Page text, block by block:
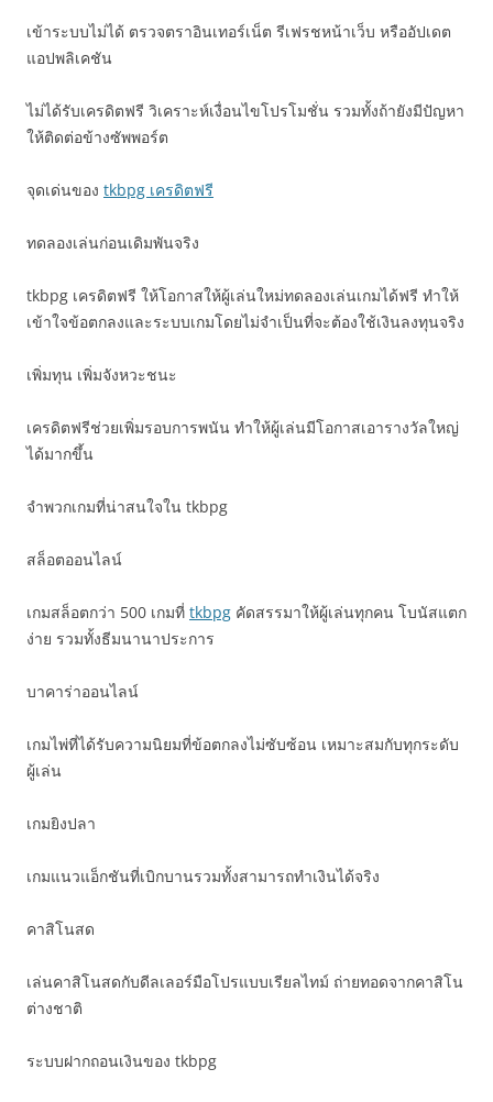
เข้าระบบไม่ได้ ตรวจตราอินเทอร์เน็ต รีเฟรชหน้าเว็บ หรืออัปเดต
แอปพลิเคชัน
ไม่ได้รับเครดิตฟรี วิเคราะห์เงื่อนไขโปรโมชั่น รวมทั้งถ้ายังมีปัญหา
ให้ติดต่อข้างซัพพอร์ต
จุดเด่นของ tkbpg เครดิตฟรี
ทดลองเล่นก่อนเดิมพันจริง
tkbpg เครดิตฟรี ให้โอกาสให้ผู้เล่นใหม่ทดลองเล่นเกมได้ฟรี ทำให้
เข้าใจข้อตกลงและระบบเกมโดยไม่จำเป็นที่จะต้องใช้เงินลงทุนจริง
เพิ่มทุน เพิ่มจังหวะชนะ
เครดิตฟรีช่วยเพิ่มรอบการพนัน ทำให้ผู้เล่นมีโอกาสเอารางวัลใหญ่
ได้มากขึ้น
จำพวกเกมที่น่าสนใจใน tkbpg
สล็อตออนไลน์
เกมสล็อตกว่า 500 เกมที่ tkbpg คัดสรรมาให้ผู้เล่นทุกคน โบนัสแตก
ง่าย รวมทั้งธีมนานาประการ
บาคาร่าออนไลน์
เกมไพ่ที่ได้รับความนิยมที่ข้อตกลงไม่ซับซ้อน เหมาะสมกับทุกระดับ
ผู้เล่น
เกมยิงปลา
เกมแนวแอ็กชันที่เบิกบานรวมทั้งสามารถทำเงินได้จริง
คาสิโนสด
เล่นคาสิโนสดกับดีลเลอร์มือโปรแบบเรียลไทม์ ถ่ายทอดจากคาสิโน
ต่างชาติ
ระบบฝากถอนเงินของ tkbpg